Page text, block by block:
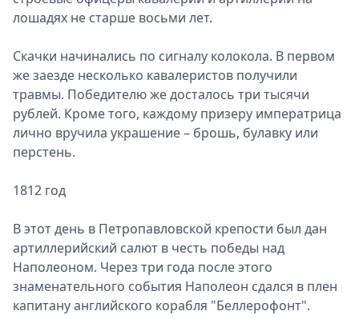
лошадях не старше восьми лет.
Скачки начинались по сигналу колокола. В первом
же заезде несколько кавалеристов получили
травмы. Победителю же досталось три тысячи
рублей. Кроме того, каждому призеру императрица
лично вручила украшение – брошь, булавку или
перстень.
1812 год
В этот день в Петропавловской крепости был дан
артиллерийский салют в честь победы над
Наполеоном. Через три года после этого
знаменательного события Наполеон сдался в плен
капитану английского корабля "Беллерофонт".